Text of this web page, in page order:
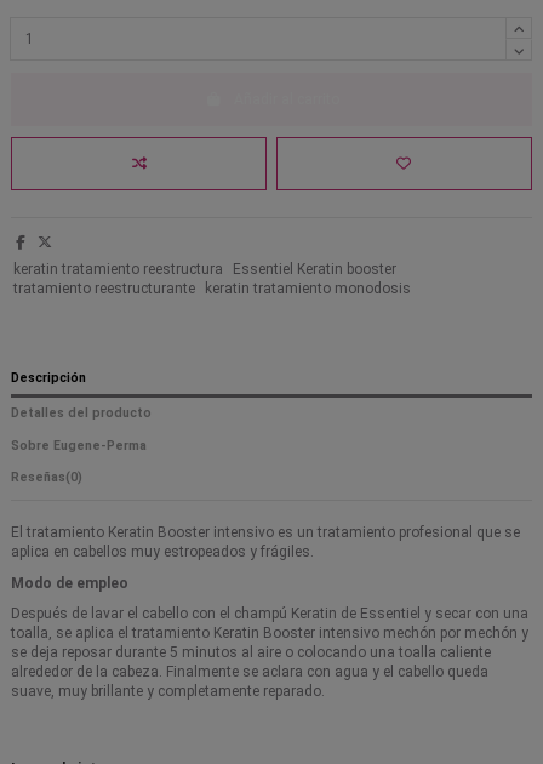
keratin tratamiento reestructura
Essentiel Keratin booster
tratamiento reestructurante
keratin tratamiento monodosis
Descripción
Detalles del producto
Sobre Eugene-Perma
Reseñas(0)
El tratamiento Keratin Booster intensivo es un tratamiento profesional que se
aplica en cabellos muy estropeados y frágiles.
Modo de empleo
Después de lavar el cabello con el champú Keratin de Essentiel y secar con una
toalla, se aplica el tratamiento Keratin Booster intensivo mechón por mechón y
se deja reposar durante 5 minutos al aire o colocando una toalla caliente
alrededor de la cabeza. Finalmente se aclara con agua y el cabello queda
suave, muy brillante y completamente reparado.